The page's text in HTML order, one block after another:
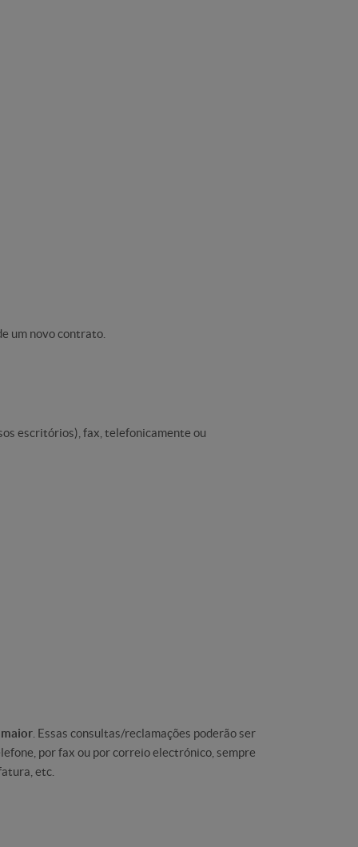
um novo contrato.
escritórios), fax, telefonicamente ou
. Essas consultas/reclamações poderão ser
por fax ou por correio electrónico, sempre
etc.